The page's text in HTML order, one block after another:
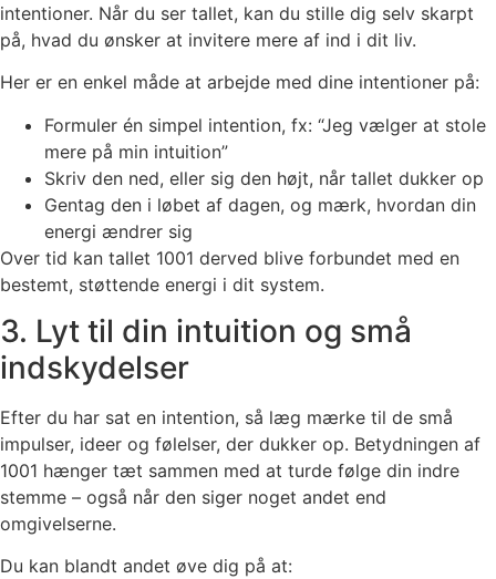
intentioner. Når du ser tallet, kan du stille dig selv skarpt
på, hvad du ønsker at invitere mere af ind i dit liv.
Her er en enkel måde at arbejde med dine intentioner på:
Formuler én simpel intention, fx: “Jeg vælger at stole
mere på min intuition”
Skriv den ned, eller sig den højt, når tallet dukker op
Gentag den i løbet af dagen, og mærk, hvordan din
energi ændrer sig
Over tid kan tallet 1001 derved blive forbundet med en
bestemt, støttende energi i dit system.
3. Lyt til din intuition og små
indskydelser
Efter du har sat en intention, så læg mærke til de små
impulser, ideer og følelser, der dukker op. Betydningen af
1001 hænger tæt sammen med at turde følge din indre
stemme – også når den siger noget andet end
omgivelserne.
Du kan blandt andet øve dig på at: